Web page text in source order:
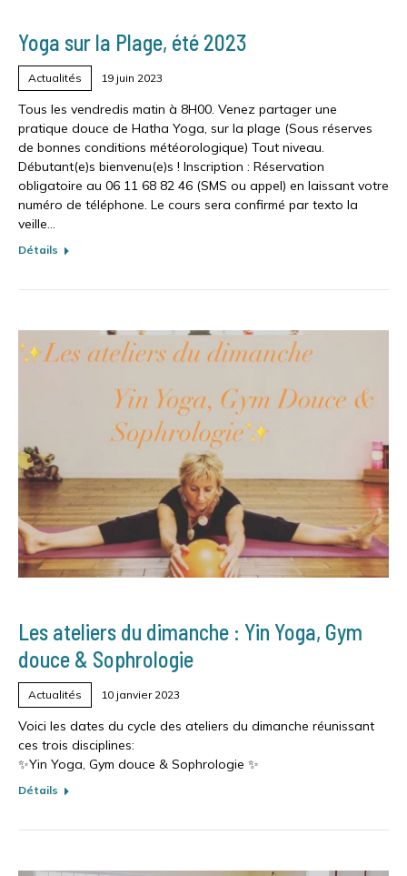
Yoga sur la Plage, été 2023
Actualités 19 juin 2023
Tous les vendredis matin à 8H00. Venez partager une
pratique douce de Hatha Yoga, sur la plage (Sous réserves
de bonnes conditions météorologique) Tout niveau.
Débutant(e)s bienvenu(e)s ! Inscription : Réservation
obligatoire au 06 11 68 82 46 (SMS ou appel) en laissant votre
numéro de téléphone. Le cours sera confirmé par texto la
veille…
Détails
Les ateliers du dimanche : Yin Yoga, Gym
douce & Sophrologie
Actualités 10 janvier 2023
Voici les dates du cycle des ateliers du dimanche réunissant
ces trois disciplines:
✨Yin Yoga, Gym douce & Sophrologie ✨
Détails